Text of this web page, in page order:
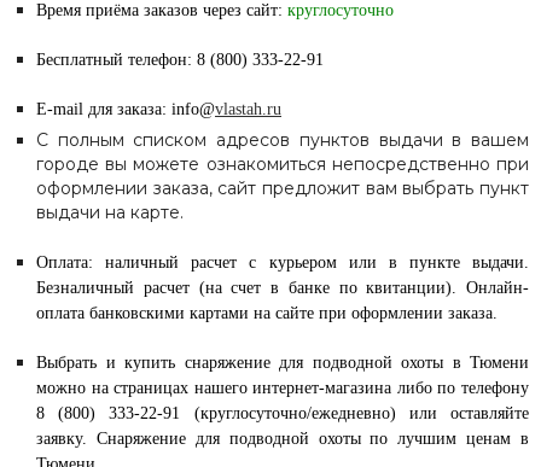
Время приёма заказов через сайт: круглосуточно
Бесплатный телефон: 8 (800) 333-22-91
E-mail для заказа: info@vlastah.ru
С полным списком адресов пунктов выдачи в вашем
городе вы можете ознакомиться непосредственно при
оформлении заказа, сайт предложит вам выбрать пункт
выдачи на карте.
Оплата: наличный расчет с курьером или в пункте выдачи.
Безналичный расчет (на счет в банке по квитанции). Онлайн-
оплата банковскими картами на сайте при оформлении заказа.
Выбрать и купить снаряжение для подводной охоты в Тюмени
можно на страницах нашего интернет-магазина либо по телефону
8 (800) 333-22-91 (круглосуточно/ежедневно) или оставляйте
заявку. Снаряжение для подводной охоты по лучшим ценам в